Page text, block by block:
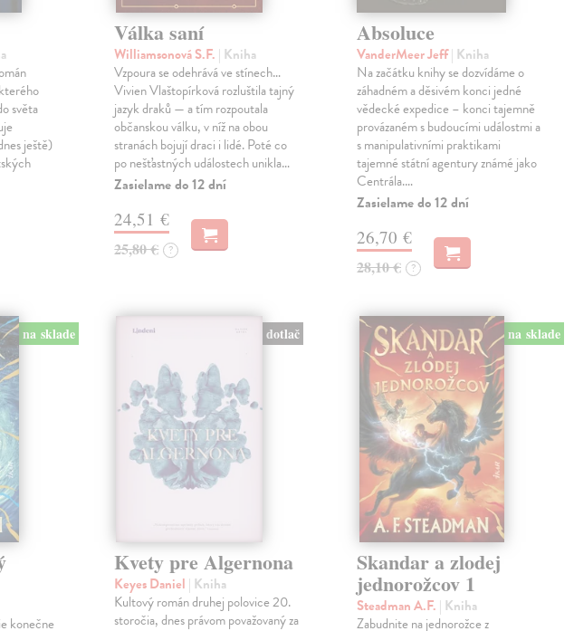
světa
ještě)
Válka saní
Williamsonová S.F. | Kniha
Vzpoura se odehrává ve stínech…
Vivien Vlaštopírková rozluštila tajný
jazyk draků — a tím rozpoutala
občanskou válku, v níž na obou
stranách bojují draci i lidé. Poté co
po nešťastných událostech unikla…
Zasielame do 12 dní
24,51 €
25,80 € ?
Absoluce
VanderMeer Jeff| Kniha
Na začátku knihy se dozvídáme o
záhadném a děsivém konci jedné
vědecké expedice – konci tajemně
provázaném s budoucími událostmi a
s manipulativními praktikami
tajemné státní agentury známé jako
Centrála.…
Zasielame do 12 dní
26,70 €
28,10 € ?
na sklade
konečne
dotlač
Kvety pre Algernona
Keyes Daniel | Kniha
Kultový román druhej polovice 20.
storočia, dnes právom považovaný za
na sklade
Skandar a zlodej
jednorožcov 1
Steadman A.F. | Kniha
Zabudnite na jednorožce z